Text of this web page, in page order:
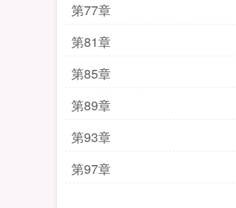
第77章
第81章
第85章
第89章
第93章
第97章